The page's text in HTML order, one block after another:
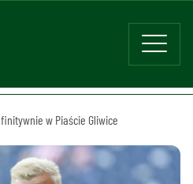
w Piaście Gliwice